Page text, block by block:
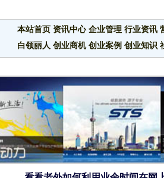
本站首页 资讯中心 企业管理 行业资讯
白领丽人 创业商机 创业案例 创业知识